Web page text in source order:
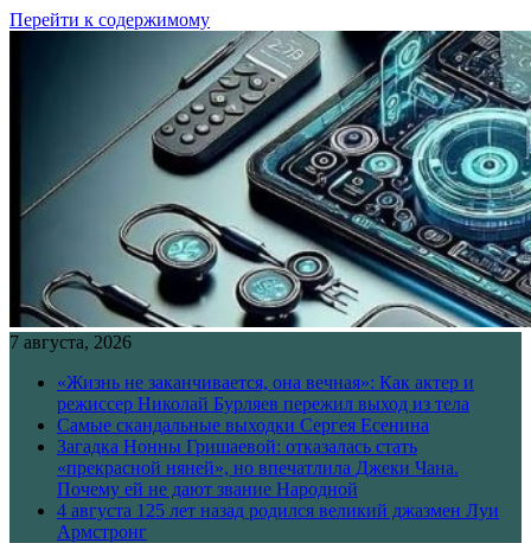
Перейти к содержимому
7 августа, 2026
«Жизнь не заканчивается, она вечная»: Как актер и
режиссер Николай Бурляев пережил выход из тела
Самые скандальные выходки Сергея Есенина
Загадка Нонны Гришаевой: отказалась стать
«прекрасной няней», но впечатлила Джеки Чана.
Почему ей не дают звание Народной
4 августа 125 лет назад родился великий джазмен Луи
Армстронг